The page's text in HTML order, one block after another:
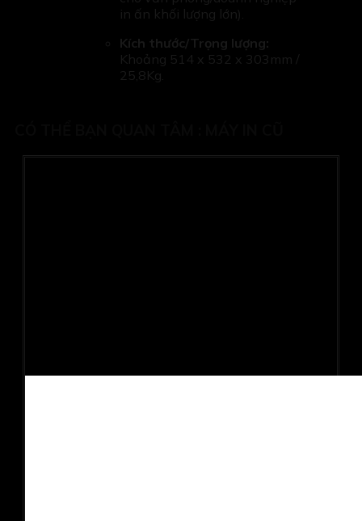
in ấn khối lượng lớn).
Kích thước/Trọng lượng:
Khoảng 514 x 532 x 303mm /
25,8Kg.